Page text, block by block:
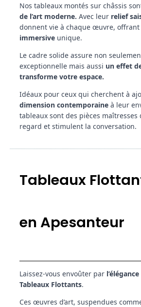
Nos tableaux montés sur châssis
de l’art moderne. Avec leur relief
donnent vie à chaque œuvre,
immersive unique.
Le cadre solide assure non
exceptionnelle mais aussi un effet
transforme votre espace.
Idéaux pour ceux qui cherchent à
dimension contemporaine à leur
tableaux sont des pièces
regard et stimulent la conversation.
Tableaux
en Apesanteur
Laissez-vous envoûter par
Tableaux Flottants.
Ces œuvres d’art, suspendues